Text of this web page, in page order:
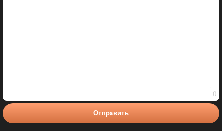
0
Отправить